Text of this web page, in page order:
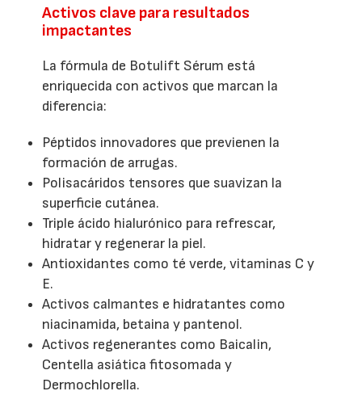
Activos clave para resultados
impactantes
La fórmula de Botulift Sérum está
enriquecida con activos que marcan la
diferencia:
Péptidos innovadores que previenen la
formación de arrugas.
Polisacáridos tensores que suavizan la
superficie cutánea.
Triple ácido hialurónico para refrescar,
hidratar y regenerar la piel.
Antioxidantes como té verde, vitaminas C y
E.
Activos calmantes e hidratantes como
niacinamida, betaina y pantenol.
Activos regenerantes como Baicalin,
Centella asiática fitosomada y
Dermochlorella.